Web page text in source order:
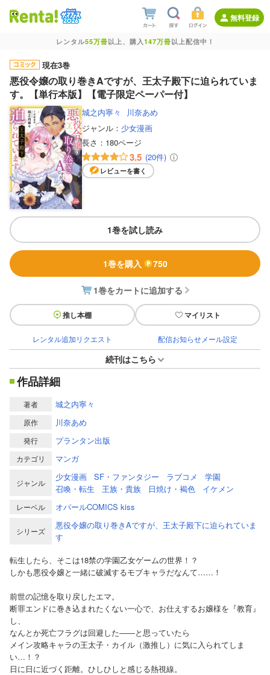
無料登録
レンタル55万冊以上、購入147万冊以上配信中！
現在3巻
悪役令嬢の取り巻きAですが、王太子殿下に迫られていま
す。【単行本版】【電子限定ペーパー付】
城之内寧々
川奈あめ
ジャンル： 少女漫画
長さ： 180ページ
3.5 (20件)
レビューを書く
1巻を試し読み
1巻を購入 750
1巻をカートに追加する
推し本棚 マイリスト
レンタル追加リクエスト 配信お知らせメール設定
続刊はこちら
作品詳細
著者 城之内寧々
原作 川奈あめ
発行 プランタン出版
カテゴリ マンガ
ジャンル
少女漫画 SF・ファンタジー ラブコメ
学園
召喚・転生
王族・貴族 日焼け・褐色 イケメン
レーベル オパールCOMICS kiss
シリーズ
悪役令嬢の取り巻きAですが、王太子殿下に迫られていま
す
転生したら、そこは18禁の学園乙女ゲームの世界！？
しかも悪役令嬢と一緒に破滅するモブキャラだなんて……！
前世の記憶を取り戻したエマ。
断罪エンドに巻き込まれたくない一心で、お仕えするお嬢様を『教育』
し、
なんとか死亡フラグは回避した――と思っていたら
メイン攻略キャラの王太子・カイル（激推し）に気に入られてしま
い…！？
日に日に近づく距離。ひしひしと感じる熱視線。